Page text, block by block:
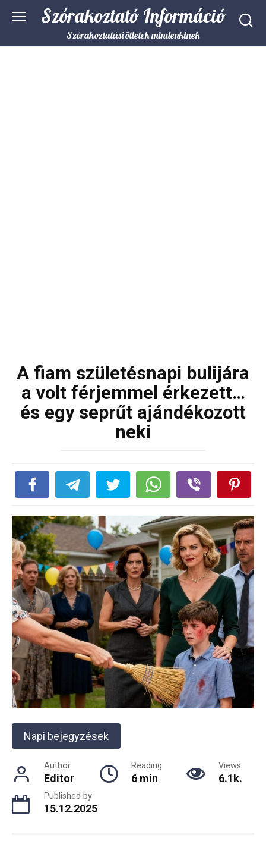
Szórakoztató Információ
Szórakoztatási ötletek mindenkinek
A fiam születésnapi bulijára
a volt férjemmel érkezett…
és egy seprűt ajándékozott
neki
Napi bejegyzések
Author
Editor
Reading
6 min
Views
6.1k.
Published by
15.12.2025